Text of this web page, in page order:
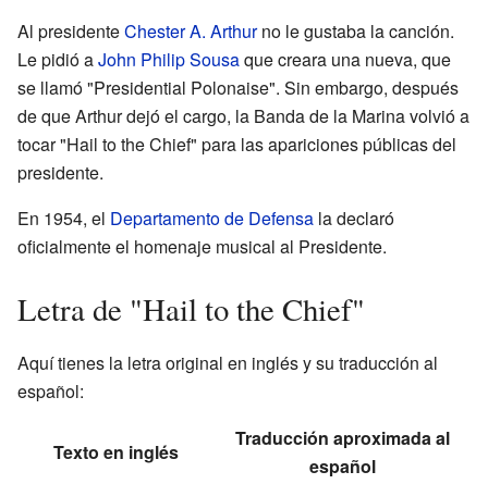
Al presidenteChester A. Arthurno le gustaba la canción.
Le pidió aJohn Philip Sousaque creara una nueva, que
se llamó "Presidential Polonaise". Sin embargo, después
de que Arthur dejó el cargo, la Banda de la Marina volvió a
tocar "Hail to the Chief" para las apariciones públicas del
presidente.
En 1954, el Departamento de Defensa la declaró
oficialmente el homenaje musical al Presidente.
Letra de "Hail to the Chief"
Aquí tienes la letra original en inglés y su traducción al
español:
Texto en inglés
Traducción aproximada al
español